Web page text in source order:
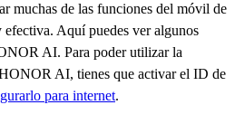
muchas de las funciones del móvil de
efectiva. Aquí puedes ver algunos
AI. Para poder utilizar la
AI, tienes que activar el ID de
para internet.